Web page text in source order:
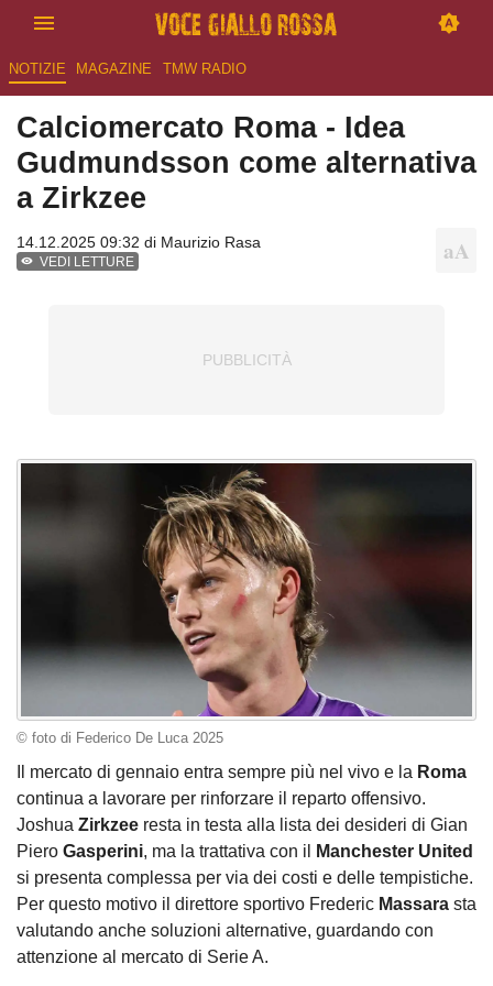
NOTIZIE MAGAZINE TMW RADIO
Calciomercato Roma - Idea
Gudmundsson come alternativa
a Zirkzee
14.12.2025 09:32 di Maurizio Rasa
VEDI LETTURE
© foto di Federico De Luca 2025
Il mercato di gennaio entra sempre più nel vivo e la Roma
continua a lavorare per rinforzare il reparto offensivo.
Joshua Zirkzee resta in testa alla lista dei desideri di Gian
Piero Gasperini, ma la trattativa con il
Manchester United
si presenta complessa per via dei costi e delle tempistiche.
Per questo motivo il direttore sportivo Frederic Massara sta
valutando anche soluzioni alternative, guardando con
attenzione al mercato di Serie A.